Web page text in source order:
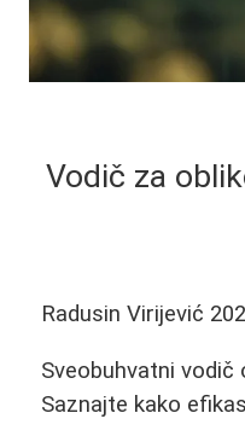
Vodič za
Radusin Virijević
Sveobuhvatni
Saznajte kako